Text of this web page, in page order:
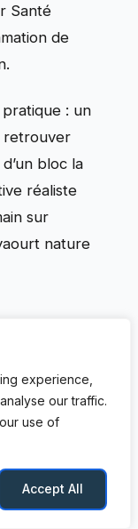
experience,
our traffic.
use of
Accept All
Santé
de
: un
retrouver
bloc la
réaliste
sur
nature
la
fruits
de la
yaourts